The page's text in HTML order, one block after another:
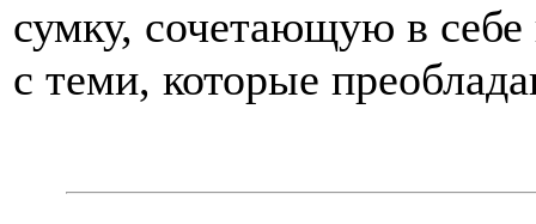
сумку, сочетающую в себе
с теми, которые